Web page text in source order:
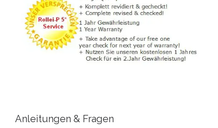
Anleitungen & Fragen